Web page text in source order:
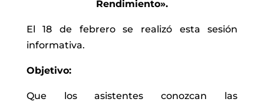
Rendimiento».
El 18 de febrero se realizó esta sesión
informativa.
Objetivo:
Que los asistentes conozcan las